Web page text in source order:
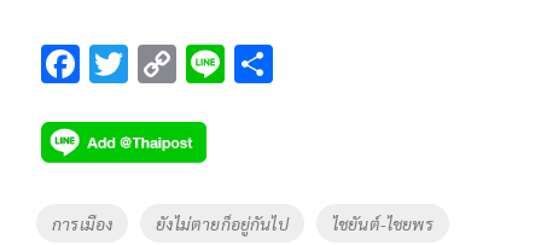
F
e
b
o
T
tt
er
C
p
y
Li
Li
Tags
การเมือง ยังไม่ตายก็อยู่กันไป ไชยันต์-ไชยพร